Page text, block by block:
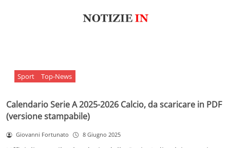
Sport Top-News
Calendario Serie A 2025-2026 Calcio, da scaricare in PDF
(versione stampabile)
Giovanni Fortunato 8 Giugno 2025